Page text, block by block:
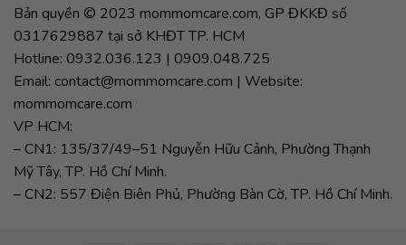
Bản quyền © 2023 mommomcare.com, GP ĐKKĐ số
0317629887 tại sở KHĐT TP. HCM
Hotline: 0932.036.123 | 0909.048.725
Email: contact@mommomcare.com | Website:
mommomcare.com
VP HCM:
– CN1: 135/37/49–51 Nguyễn Hữu Cảnh, Phường Thạnh
Mỹ Tây, TP. Hồ Chí Minh.
– CN2: 557 Điện Biên Phủ, Phường Bàn Cờ, TP. Hồ Chí Minh.